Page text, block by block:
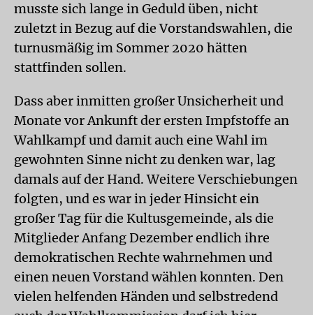
musste sich lange in Geduld üben, nicht
zuletzt in Bezug auf die Vorstandswahlen, die
turnusmäßig im Sommer 2020 hätten
stattfinden sollen.
Dass aber inmitten großer Unsicherheit und
Monate vor Ankunft der ersten Impfstoffe an
Wahlkampf und damit auch eine Wahl im
gewohnten Sinne nicht zu denken war, lag
damals auf der Hand. Weitere Verschiebungen
folgten, und es war in jeder Hinsicht ein
großer Tag für die Kultusgemeinde, als die
Mitglieder Anfang Dezember endlich ihre
demokratischen Rechte wahrnehmen und
einen neuen Vorstand wählen konnten. Den
vielen helfenden Händen und selbstredend